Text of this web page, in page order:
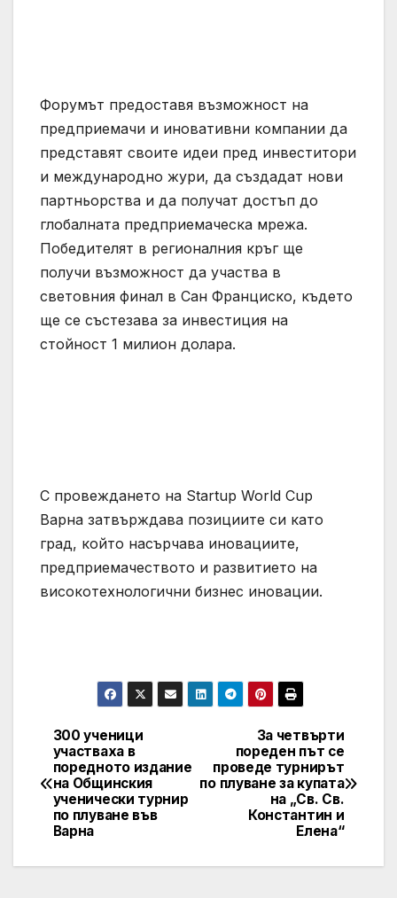
Форумът предоставя възможност на
предприемачи и иновативни компании да
представят своите идеи пред инвеститори
и международно жури, да създадат нови
партньорства и да получат достъп до
глобалната предприемаческа мрежа.
Победителят в регионалния кръг ще
получи възможност да участва в
световния финал в Сан Франциско, където
ще се състезава за инвестиция на
стойност 1 милион долара.
С провеждането на Startup World Cup
Варна затвърждава позициите си като
град, който насърчава иновациите,
предприемачеството и развитието на
високотехнологични бизнес иновации.
Post
navigation
За четвърти
пореден път се
проведе турнирът
по плуване за купата
на „Св. Св.
Константин и
Елена“
300 ученици
участваха в
поредното издание
на Общинския
ученически турнир
по плуване във
Варна